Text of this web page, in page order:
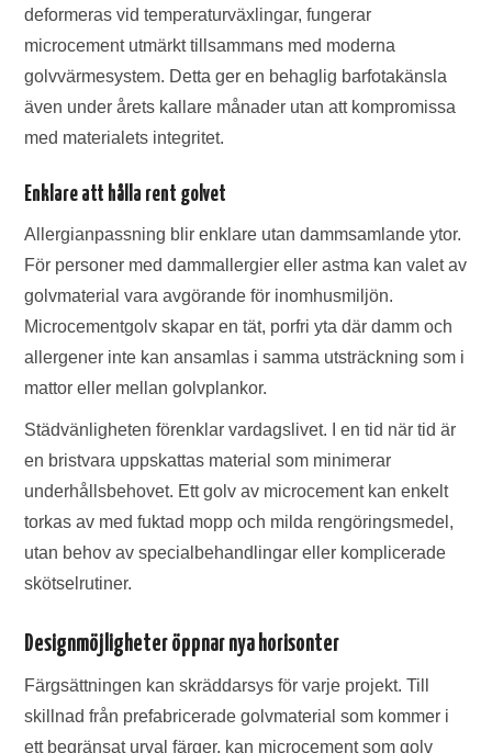
deformeras vid temperaturväxlingar, fungerar
microcement utmärkt tillsammans med moderna
golvvärmesystem. Detta ger en behaglig barfotakänsla
även under årets kallare månader utan att kompromissa
med materialets integritet.
Enklare att hålla rent golvet
Allergianpassning blir enklare utan dammsamlande ytor.
För personer med dammallergier eller astma kan valet av
golvmaterial vara avgörande för inomhusmiljön.
Microcementgolv skapar en tät, porfri yta där damm och
allergener inte kan ansamlas i samma utsträckning som i
mattor eller mellan golvplankor.
Städvänligheten förenklar vardagslivet. I en tid när tid är
en bristvara uppskattas material som minimerar
underhållsbehovet. Ett golv av microcement kan enkelt
torkas av med fuktad mopp och milda rengöringsmedel,
utan behov av specialbehandlingar eller komplicerade
skötselrutiner.
Designmöjligheter öppnar nya horisonter
Färgsättningen kan skräddarsys för varje projekt. Till
skillnad från prefabricerade golvmaterial som kommer i
ett begränsat urval färger, kan microcement som golv